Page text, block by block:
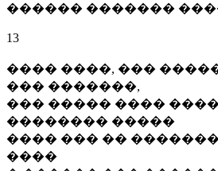
������ �������
13
���� ����, ���
��� �������,
��� ����� ����
�������� �����
���� ��� ��
����